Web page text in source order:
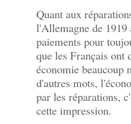
Quant aux
l'Allemagne de 1919
paiements pour
que les Français ont
économie
d'autres mots,
par les réparations,
cette impression.